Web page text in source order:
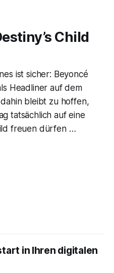
Child
ist sicher: Beyoncé
Headliner auf dem
bleibt zu hoffen,
tatsächlich auf eine
freuen dürfen …
in Ihren digitalen